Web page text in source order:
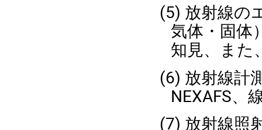
(5) 放射線の
気体・固体
知見、また
(6) 放射線計
NEXAFS、
(7) 放射線照